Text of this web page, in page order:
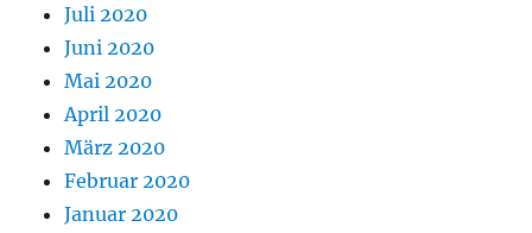
Juli 2020
Juni 2020
Mai 2020
April 2020
März 2020
Februar 2020
Januar 2020